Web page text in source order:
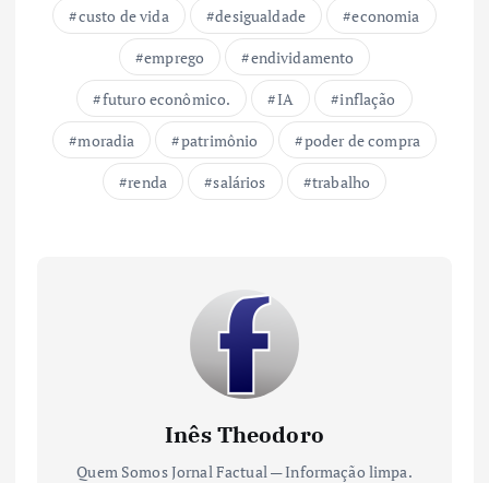
custo de vida
desigualdade
economia
emprego
endividamento
futuro econômico.
IA
inflação
moradia
patrimônio
poder de compra
renda
salários trabalho
Inês Theodoro
Quem Somos Jornal Factual — Informação limpa.